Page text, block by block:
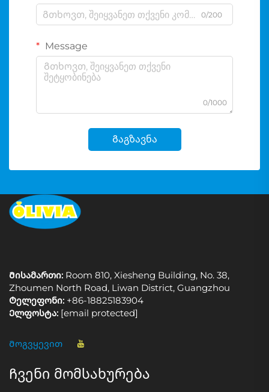
0/200
Message
0/1000
Გაგზავნა
Მისამართი: Room 810, Xiesheng Building, No. 38,
Zhoumen North Road, Liwan District, Guangzhou
Ტელეფონი: +86-18825183904
Ელფოსტა: [email protected]
Მოგვყევით
Ჩვენი მომსახურება